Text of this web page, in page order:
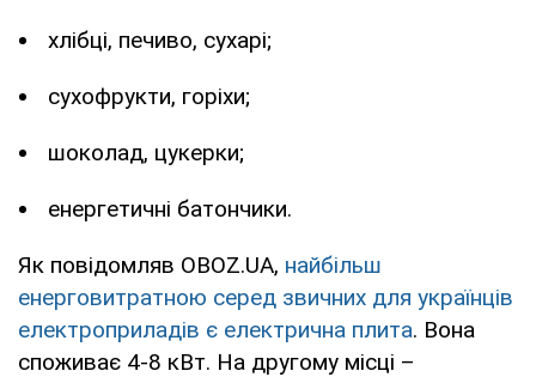
хлібці, печиво, сухарі;
сухофрукти, горіхи;
шоколад, цукерки;
енергетичні батончики.
Як повідомляв OBOZ.UA, найбільш
енерговитратною серед звичних для українців
електроприладів є електрична плита. Вона
споживає 4-8 кВт. На другому місці –